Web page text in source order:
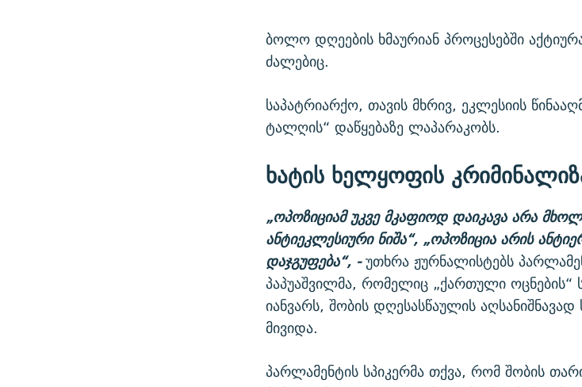
ბოლო დღეების ხმაურიან პროცესებში
ძალებიც.
საპატრიარქო, თავის მხრივ, ეკლესიის
ტალღის“ დაწყებაზე ლაპარაკობს.
ხატის ხელყოფის
„ოპოზიციამუკვე მკაფიოდ დაიკავა არა
ანტიეკლესიური ნიშა“, „ოპოზიცია არის
დაჯგუფება“, -უთხრა ჟურნალისტებს
პაპუაშვილმა, რომელიც „ქართული
იანვარს, შობის დღესასწაულის
მივიდა.
პარლამენტის სპიკერმა თქვა, რომ შობის